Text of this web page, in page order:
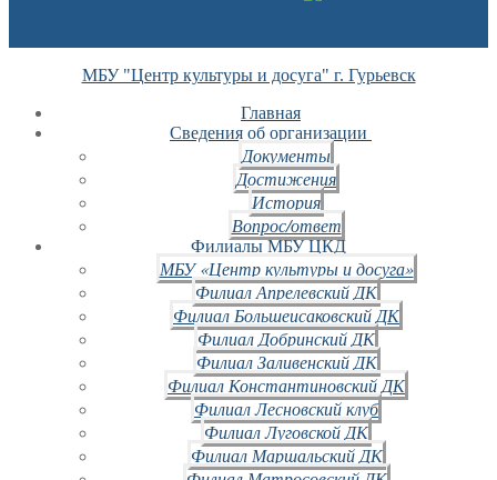
МБУ "Центр культуры и досуга" г. Гурьевск
Главная
Сведения об организации
Документы
Достижения
История
Вопрос/ответ
Филиалы МБУ ЦКД
МБУ «Центр культуры и досуга»
Филиал Апрелевский ДК
Филиал Большеисаковский ДК
Филиал Добринский ДК
Филиал Заливенский ДК
Филиал Константиновский ДК
Филиал Лесновский клуб
Филиал Луговской ДК
Филиал Маршальский ДК